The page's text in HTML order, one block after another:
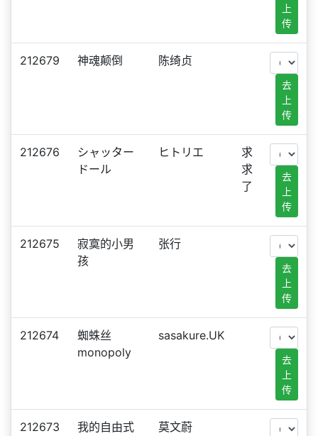
上
传
212679 神魂颠倒 陈绮贞
去
上
传
212676
シャッター
ドール
ヒトリエ
求
求
了
去
上
传
212675
寂寞的小男
孩
张行
去
上
传
212674
蜘蛛丝
monopoly
sasakure.UK
去
上
传
212673
我的自由式
莫文蔚